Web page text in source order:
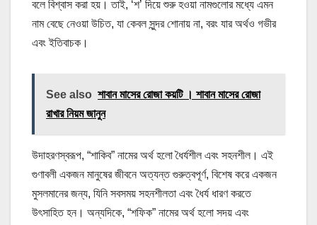
বলে বিশ্বাস করা হয়। তাই, ‘শ’ দিয়ে শুরু হওয়া নামগুলোর মধ্যে এমন
নাম বেছে নেওয়া উচিত, যা কেবল সুন্দর শোনায় না, বরং যার অর্থও গভীর
এবং ইতিবাচক।
See also শাবান মাসের রোজা কয়টি । শাবান মাসের রোজা
রাখার নিয়ম জানুন
উদাহরণস্বরূপ, “শাকিব” নামের অর্থ হলো ধৈর্যশীল এবং সহনশীল। এই
গুণাবলী একজন মানুষের জীবনে অত্যন্ত গুরুত্বপূর্ণ, বিশেষ করে একজন
মুসলমানের জন্য, যিনি সবসময় সহনশীলতা এবং ধৈর্য ধারণ করতে
উৎসাহিত হন। অন্যদিকে, “শফিক” নামের অর্থ হলো সদয় এবং